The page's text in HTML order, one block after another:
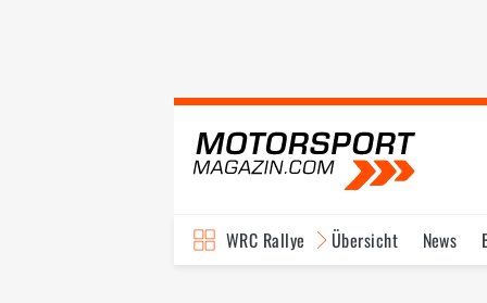
WRC Rallye Übersicht News